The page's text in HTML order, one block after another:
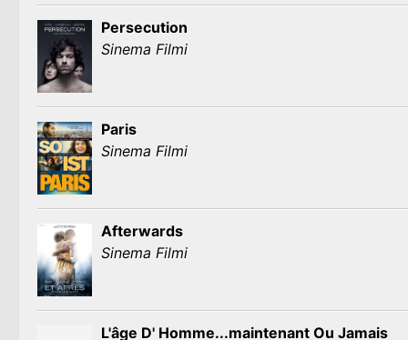
Persecution
Sinema Filmi
Paris
Sinema Filmi
Afterwards
Sinema Filmi
L'âge D' Homme...maintenant Ou Jamais